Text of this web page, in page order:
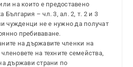
на които е предоставено
България – чл. 3, ал. 2, т. 2 и 3
чужденци не е нужно да получат
пребиваване.
на държавите членки на
на техните семейства,
държави страни по